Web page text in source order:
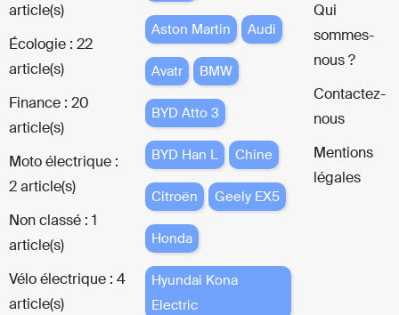
article(s)
Écologie : 22
article(s)
Finance : 20
article(s)
Moto électrique :
2 article(s)
Non classé : 1
article(s)
Vélo électrique : 4
article(s)
Aston Martin Audi
Avatr BMW
BYD Atto 3
BYD Han L Chine
Citroën Geely EX5
Honda
Hyundai Kona
Electric
Qui
sommes-
nous ?
Contactez-
nous
Mentions
légales